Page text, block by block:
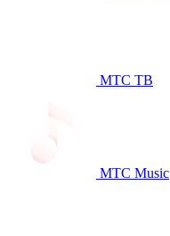
МТС ТВ
МТС Music